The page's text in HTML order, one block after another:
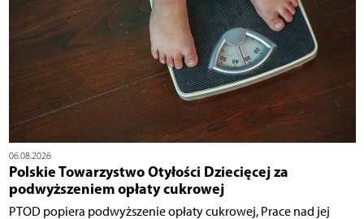
06.08.2026
Polskie Towarzystwo Otyłości Dziecięcej za
podwyższeniem opłaty cukrowej
PTOD popiera podwyższenie opłaty cukrowej, Prace nad jej